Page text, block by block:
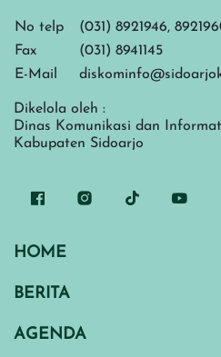
No telp
(031) 8921946,
Fax
(031) 8941145
E-Mail
Dikelola oleh :
Dinas Komunikasi dan
Kabupaten Sidoarjo
HOME
BERITA
AGENDA